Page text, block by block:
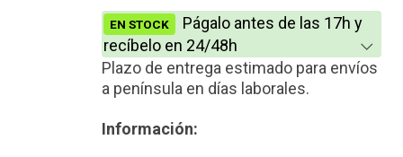
EN STOCK
Págalo antes de las 17h y
recíbelo en 24/48h
Plazo de entrega estimado para envíos
a península en días laborales.
Información: